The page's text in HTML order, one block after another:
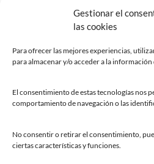
Gestionar el
las cookies
Para ofrecer las mejores experiencias,
para almacenar y/o acceder a la información
El consentimiento de estas tecnologías nos
comportamiento de navegación o las
No consentir o retirar el consentimiento,
ciertas características y funciones.
Horarios y
Teléfonos de
Chatbot
SEDES ELECTRÓNICAS
Sede del